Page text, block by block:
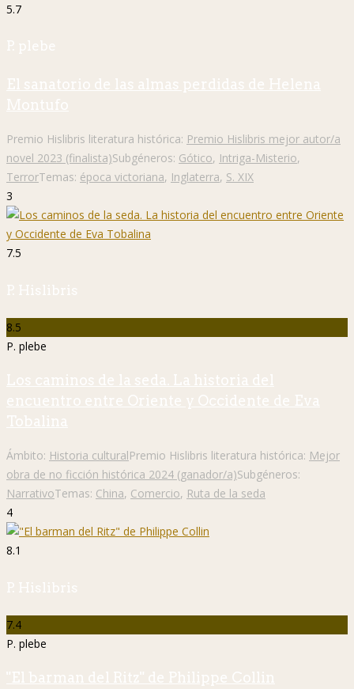
5.7
P. plebe
El sanatorio de las almas perdidas de Helena
Montufo
Premio Hislibris literatura histórica: Premio Hislibris mejor autor/a
novel 2023 (finalista)Subgéneros: Gótico, Intriga-Misterio,
TerrorTemas: época victoriana, Inglaterra, S. XIX
3
7.5
P. Hislibris
8.5
P. plebe
Los caminos de la seda. La historia del
encuentro entre Oriente y Occidente de Eva
Tobalina
Ámbito: Historia culturalPremio Hislibris literatura histórica: Mejor
obra de no ficción histórica 2024 (ganador/a)Subgéneros:
NarrativoTemas: China, Comercio, Ruta de la seda
4
8.1
P. Hislibris
7.4
P. plebe
"El barman del Ritz" de Philippe Collin